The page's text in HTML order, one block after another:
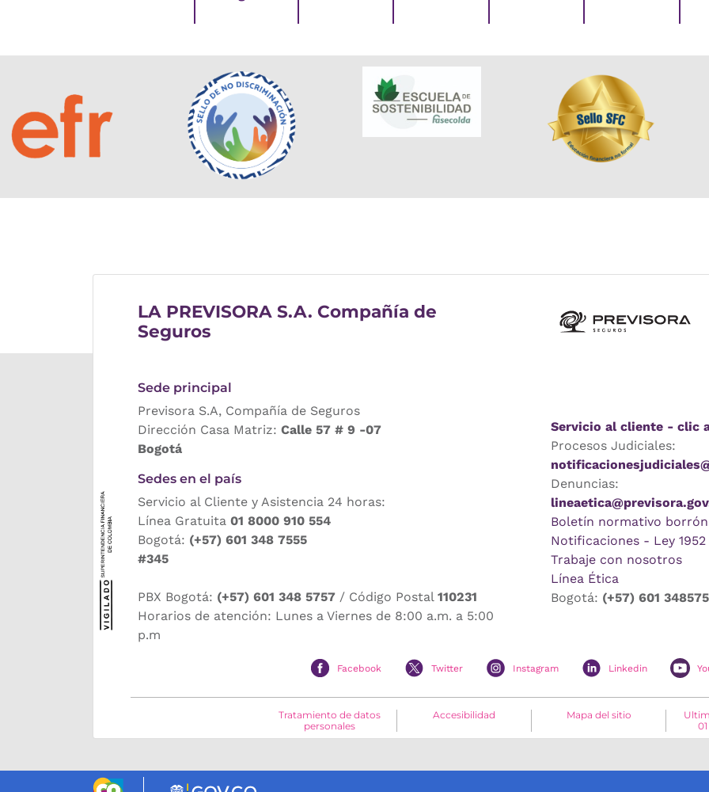
LA PREVISORA S.A. Compañía de
Seguros
Sede principal
Previsora S.A, Compañía de Seguros
Dirección Casa Matriz: Calle 57 # 9 -07
Bogotá
Sedes en el país
Servicio al Cliente y Asistencia 24 horas:
Línea Gratuita 01 8000 910 554
Bogotá: (+57) 601 348 7555
#345
PBX Bogotá: (+57) 601 348 5757 / Código Postal 110231
Horarios de atención: Lunes a Viernes de 8:00 a.m. a 5:00
p.m
Servicio al cliente - clic
Procesos Judiciales:
Denuncias:
Boletín normativo
Notificaciones - Ley 1952
Trabaje con nosotros
Línea Ética
Bogotá: (+57) 601
Facebook Twitter Instagram Linkedin
Tratamiento de datos
personales
Accesibilidad Mapa del sitio
Logo marca Colombia